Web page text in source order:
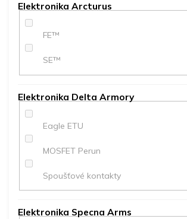
Elektronika Arcturus
FE™
SE™
Elektronika Delta Armory
Eagle ETU
MOSFET Perun
Spoušťové kontakty
Elektronika Specna Arms